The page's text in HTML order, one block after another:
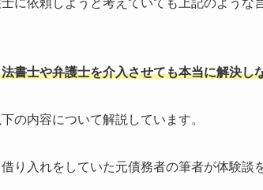
書士や弁護士を介入させても本当に解決し
の内容について解説しています。
り入れをしていた元債務者の筆者が体験談